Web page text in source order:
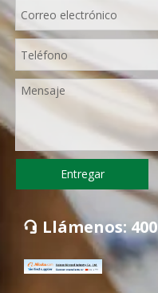
Entregar
 Llámenos: